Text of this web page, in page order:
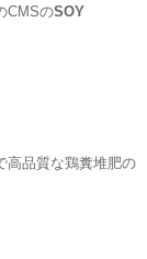
CMSのSOY
高品質な鶏糞堆肥の